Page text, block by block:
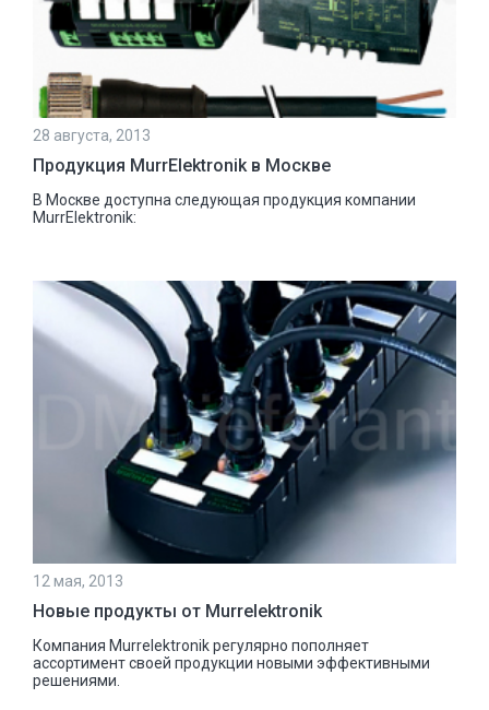
28 августа, 2013
Продукция MurrElektronik в Москве
В Москве доступна следующая продукция компании
MurrElektronik:
12 мая, 2013
Новые продукты от Murrelektronik
Компания Murrelektronik регулярно пополняет
ассортимент своей продукции новыми эффективными
решениями.